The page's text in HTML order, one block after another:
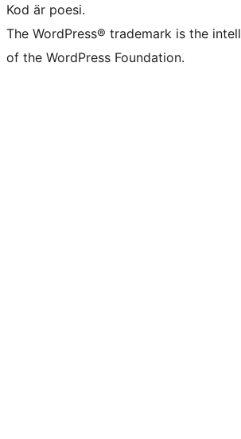
Kod är poesi.
The WordPress® trademark is the
of the WordPress Foundation.